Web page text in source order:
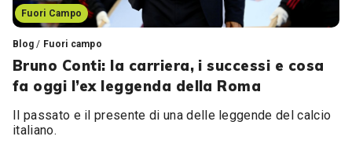
Fuori Campo
Blog / Fuori campo
Bruno Conti: la carriera, i successi e cosa
fa oggi l’ex leggenda della Roma
Il passato e il presente di una delle leggende del calcio
italiano.